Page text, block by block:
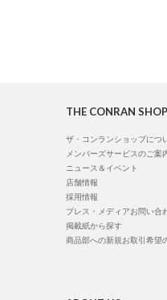
THE CONRAN SHOP
ザ・コンランショップにつ
メンバーズサービスのご案
ニュース＆イベント
店舗情報
採用情報
プレス・メディアお問い合
掲載紙から探す
商品部への新規お取引希望